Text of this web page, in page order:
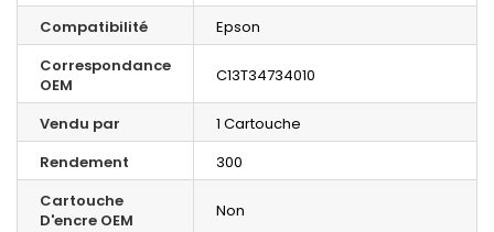
Compatibilité
Epson
Correspondance
OEM
C13T34734010
Vendu par
1 Cartouche
Rendement
300
Cartouche
D'encre OEM
Non